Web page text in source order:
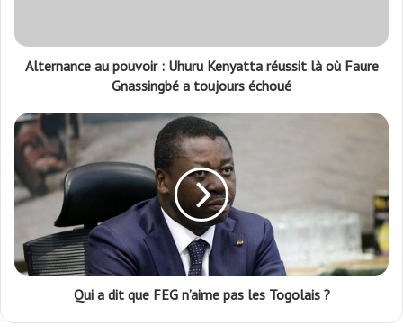
Alternance au pouvoir : Uhuru Kenyatta réussit là où Faure
Gnassingbé a toujours échoué
Qui a dit que FEG n’aime pas les Togolais ?